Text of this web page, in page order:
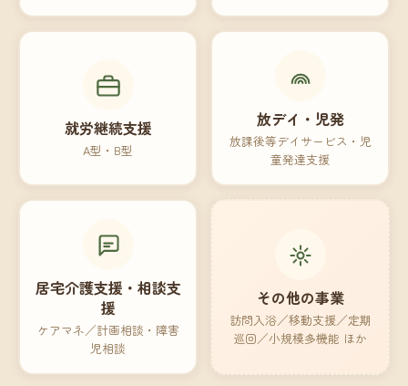
就労継続支援
A型・B型
放デイ・児発
放課後等デイサービス・児
童発達支援
居宅介護支援・相談支
援
ケアマネ／計画相談・障害
児相談
その他の事業
訪問入浴／移動支援／定期
巡回／小規模多機能 ほか